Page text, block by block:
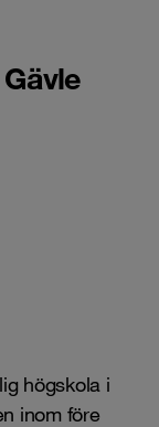
högskola i
inom före